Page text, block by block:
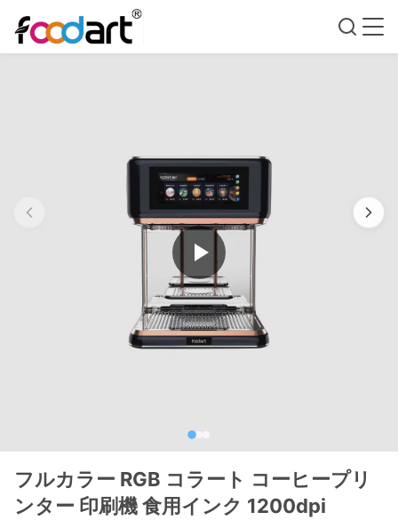
フルカラー RGB コラート コーヒープリ
ンター 印刷機 食用インク 1200dpi